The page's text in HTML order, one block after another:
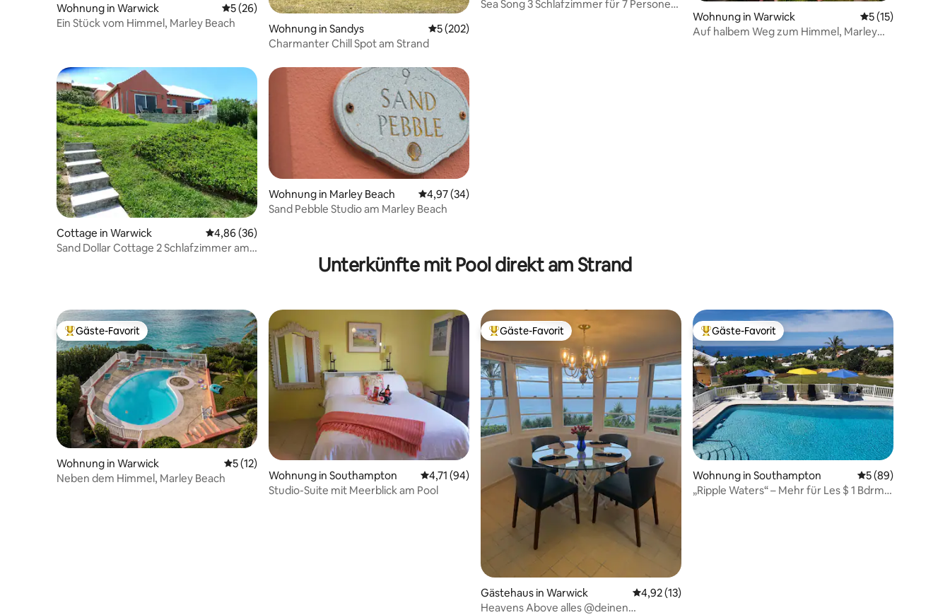
Wohnung in Warwick Durchschnittliche Bewertung: 5 von 5, 26 Bewertungen
5 (26)
Ein Stück vom Himmel, Marley Beach
Wohnung in Sandys Durchschnittliche Bewertung: 5 von 5, 202 Bewertungen
5 (202)
Charmanter Chill Spot am Strand
Sea Song 3 Schlafzimmer für 7 Personen
Wohnung in Warwick Durchschnittliche
5 (15)
Auf halbem Weg zum Himmel, Marley
Cottage in Warwick Durchschnittliche Bewertung: 4,86 von 5, 36 Bewertungen
4,86 (36)
Sand Dollar Cottage 2 Schlafzimmer am
Wohnung in Marley Beach Durchschnittliche Bewertung: 4,97 von 5, 34 Bewertungen
4,97 (34)
Sand Pebble Studio am Marley Beach
Unterkünfte mit Pool direkt am Strand
Beliebter Gäste-Favorit.
Gäste-Favorit
Wohnung in Warwick Durchschnittliche Bewertung: 5 von 5, 12 Bewertungen
5 (12)
Neben dem Himmel, Marley Beach
Wohnung in Southampton Durchschnittliche Bewertung: 4,71 von 5, 94 Bewertungen
4,71 (94)
Studio-Suite mit Meerblick am Pool
Beliebter Gäste-Favorit.
Gäste-Favorit
Gästehaus in Warwick Durchschnittliche Bewertung: 4,92 von 5, 13 Bewertungen
4,92 (13)
Heavens Above alles @deinen
Beliebter Gäste-Favorit.
Gäste-Favorit
Wohnung in Southampton Durchschnittliche
5 (89)
„Ripple Waters“ – Mehr für Les $ 1 Bdrm